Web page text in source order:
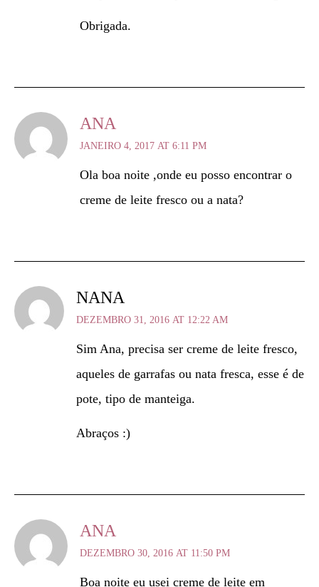
Obrigada.
ANA
JANEIRO 4, 2017 AT 6:11 PM
Ola boa noite ,onde eu posso encontrar o
creme de leite fresco ou a nata?
NANA
DEZEMBRO 31, 2016 AT 12:22 AM
Sim Ana, precisa ser creme de leite fresco,
aqueles de garrafas ou nata fresca, esse é de
pote, tipo de manteiga.
Abraços :)
ANA
DEZEMBRO 30, 2016 AT 11:50 PM
Boa noite eu usei creme de leite em